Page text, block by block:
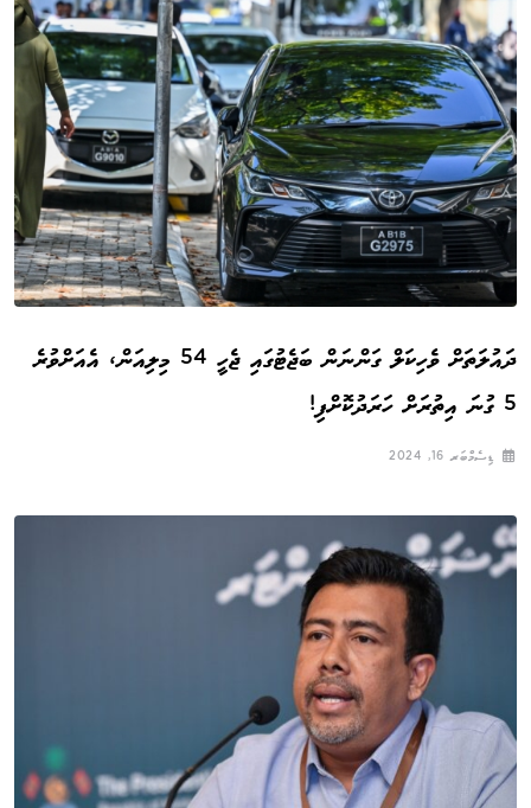
ދައުލަތަށް ވެހިކަލް ގަންނަން ބަޖެޓުގައި ޖެހީ 54 މިލިއަން، އެއަށްވުރެ
5 ގުނަ އިތުރަށް ހަރަދުކޮށްފި!
ޑިސެމްބަރ 16, 2024